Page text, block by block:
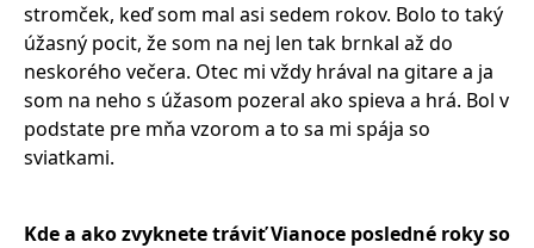
stromček, keď som mal asi sedem rokov. Bolo to taký
úžasný pocit, že som na nej len tak brnkal až do
neskorého večera. Otec mi vždy hrával na gitare a ja
som na neho s úžasom pozeral ako spieva a hrá. Bol v
podstate pre mňa vzorom a to sa mi spája so
sviatkami.
Kde a ako zvyknete tráviť Vianoce posledné roky so